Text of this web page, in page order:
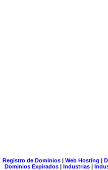
Registro de Dominios| Web Hosting |
Dominios Expirados | Industrias |